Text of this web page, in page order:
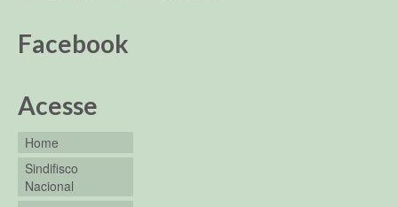
Facebook
Acesse
Home
Sindifisco
Nacional